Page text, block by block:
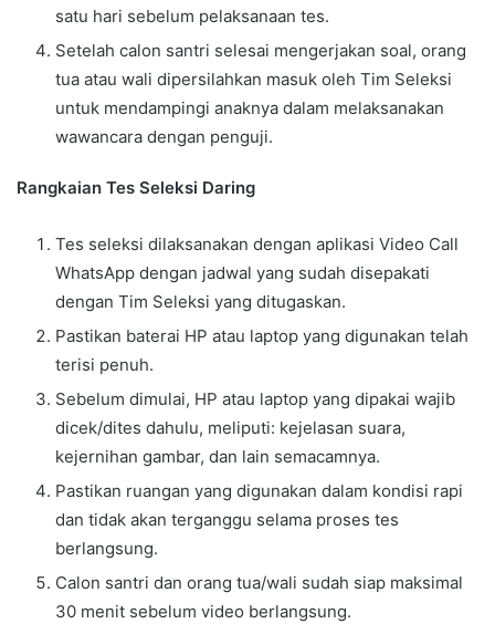
satu hari sebelum pelaksanaan tes.
Setelah calon santri selesai mengerjakan soal, orang
tua atau wali dipersilahkan masuk oleh Tim Seleksi
untuk mendampingi anaknya dalam melaksanakan
wawancara dengan penguji.
Rangkaian Tes Seleksi Daring
Tes seleksi dilaksanakan dengan aplikasi Video Call
WhatsApp dengan jadwal yang sudah disepakati
dengan Tim Seleksi yang ditugaskan.
Pastikan baterai HP atau laptop yang digunakan telah
terisi penuh.
Sebelum dimulai, HP atau laptop yang dipakai wajib
dicek/dites dahulu, meliputi: kejelasan suara,
kejernihan gambar, dan lain semacamnya.
Pastikan ruangan yang digunakan dalam kondisi rapi
dan tidak akan terganggu selama proses tes
berlangsung.
Calon santri dan orang tua/wali sudah siap maksimal
30 menit sebelum video berlangsung.